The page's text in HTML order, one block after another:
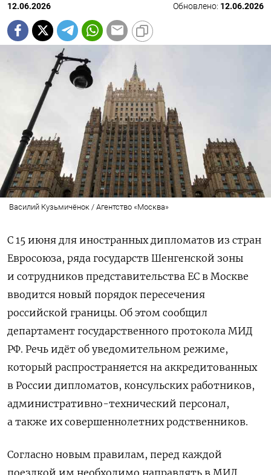
12.06.2026 Обновлено: 12.06.2026
Василий Кузьмичёнок / Агентство «Москва»
С 15 июня для иностранных дипломатов из стран
Евросоюза, ряда государств Шенгенской зоны
и сотрудников представительства ЕС в Москве
вводится новый порядок пересечения
российской границы. Об этом сообщил
департамент государственного протокола МИД
РФ. Речь идёт об уведомительном режиме,
который распространяется на аккредитованных
в России дипломатов, консульских работников,
административно-технический персонал,
а также их совершеннолетних родственников.
Согласно новым правилам, перед каждой
поездкой им необходимо направлять в МИД